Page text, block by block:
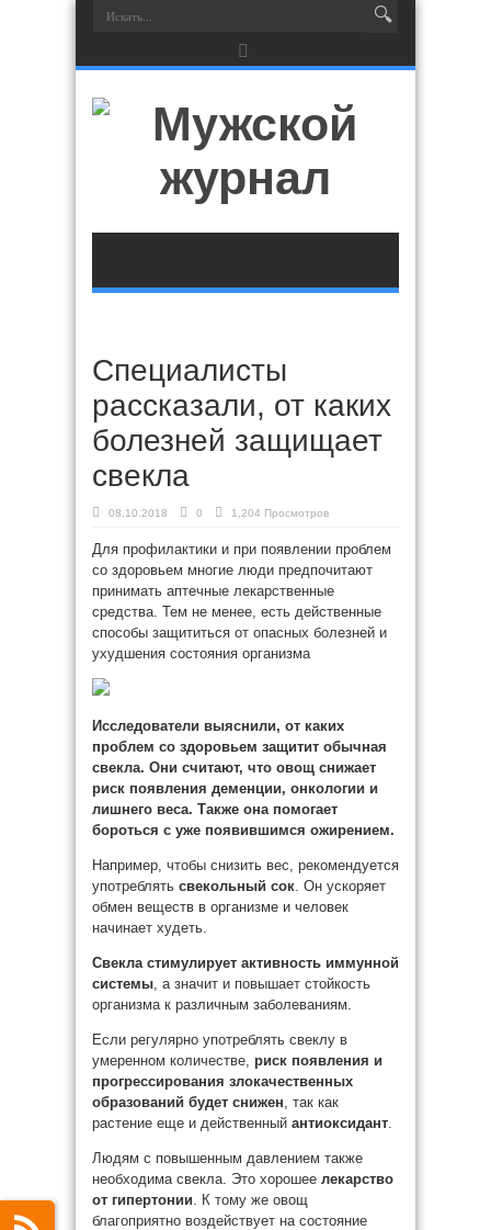
Специалисты
рассказали, от каких
болезней защищает
свекла
08.10.2018 0 1,204 Просмотров
Для профилактики и при появлении проблем
со здоровьем многие люди предпочитают
принимать аптечные лекарственные
средства. Тем не менее, есть действенные
способы защититься от опасных болезней и
ухудшения состояния организма
Исследователи выяснили, от каких
проблем со здоровьем защитит обычная
свекла. Они считают, что овощ снижает
риск появления деменции, онкологии и
лишнего веса. Также она помогает
бороться с уже появившимся ожирением.
Например, чтобы снизить вес, рекомендуется
употреблять свекольный сок. Он ускоряет
обмен веществ в организме и человек
начинает худеть.
Свекла стимулирует активность иммунной
системы, а значит и повышает стойкость
организма к различным заболеваниям.
Если регулярно употреблять свеклу в
умеренном количестве, риск появления и
прогрессирования злокачественных
образований будет снижен, так как
растение еще и действенный антиоксидант.
Людям с повышенным давлением также
необходима свекла. Это хорошее лекарство
от гипертонии. К тому же овощ
благоприятно воздействует на состояние